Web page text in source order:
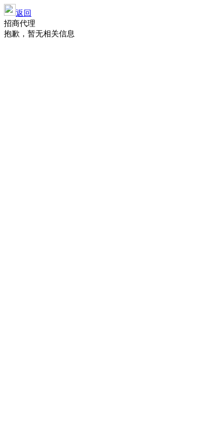
返回
招商代理
抱歉，暂无相关信息